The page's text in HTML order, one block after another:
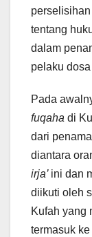
tentang
dalam
pelaku dosa
Pada
fuqaha di
dari
diantara
irja’ ini dan
diikuti oleh
Kufah yang
termasuk